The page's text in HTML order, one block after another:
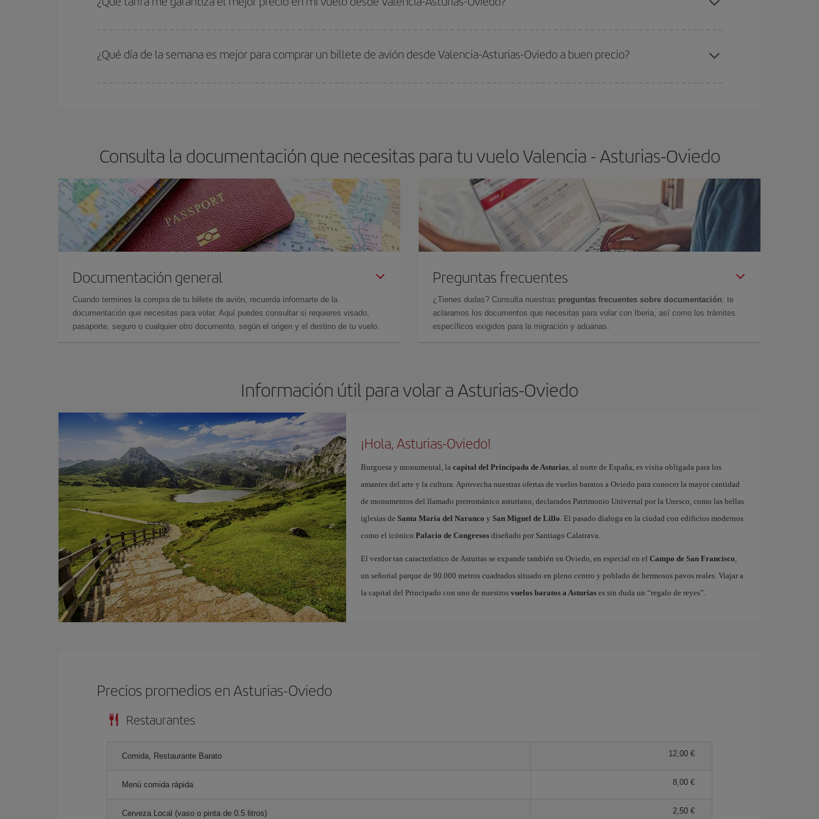
¿Qué día de la semana es mejor para comprar un billete de avión desde Valencia-Asturias-Oviedo a buen precio?
Consulta la documentación que necesitas para tu vuelo Valencia - Asturias-Oviedo
Documentación general
Cuando termines la compra de tu billete de avión, recuerda informarte de la
documentación que necesitas para volar. Aquí puedes consultar si requieres visado,
pasaporte, seguro o cualquier otro documento, según el origen y el destino de tu vuelo.
Preguntas frecuentes
¿Tienes dudas? Consulta nuestras preguntas frecuentes sobre documentación: te
aclaramos los documentos que necesitas para volar con Iberia, así como los trámites
específicos exigidos para la migración y aduanas.
Información útil para volar a Asturias-Oviedo
¡Hola, Asturias-Oviedo!
Burguesa y monumental, la capital del Principado de Asturias, al norte de España, es visita obligada para los
amantes del arte y la cultura. Aprovecha nuestras ofertas de vuelos baratos a Oviedo para conocer la mayor cantidad
de monumentos del llamado prerrománico asturiano, declarados Patrimonio Universal por la Unesco, como las bellas
iglesias de Santa María del Naranco y San Miguel de Lillo. El pasado dialoga en la ciudad con edificios modernos
como el icónico Palacio de Congresosdiseñado por Santiago Calatrava.
El verdor tan característico de Asturias se expande también en Oviedo, en especial en el Campo de San Francisco,
un señorial parque de 90.000 metros cuadrados situado en pleno centro y poblado de hermosos pavos reales. Viajar a
la capital del Principado con uno de nuestros vuelos baratos a Asturiases sin duda un “regalo de reyes”.
Precios promedios en Asturias-Oviedo
Restaurantes
Comida, Restaurante Barato 12,00 €
Menú comida rápida 8,00 €
Cerveza Local (vaso o pinta de 0.5 litros) 2,50 €